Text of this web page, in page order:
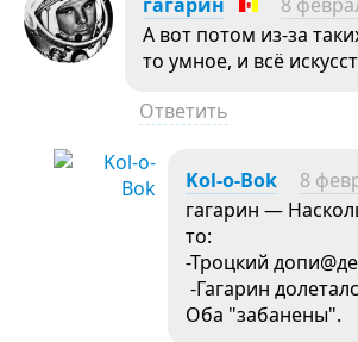
А вот потом из-за
то умное, и всё
Ответить
Kol-o-Bok 8
гагарин —
то:
-Троцкий
-Гагарин
Оба "забанены".